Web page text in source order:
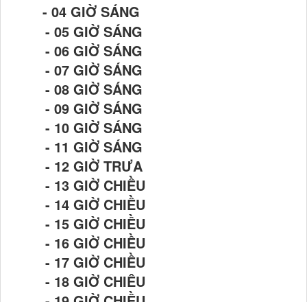
- 04 GIỜ SÁNG
- 05 GIỜ SÁNG
- 06 GIỜ SÁNG
- 07 GIỜ SÁNG
- 08 GIỜ SÁNG
- 09 GIỜ SÁNG
- 10 GIỜ SÁNG
- 11 GIỜ SÁNG
- 12 GIỜ TRƯA
- 13 GIỜ CHIỀU
- 14 GIỜ CHIỀU
- 15 GIỜ CHIỀU
- 16 GIỜ CHIỀU
- 17 GIỜ CHIỀU
- 18 GIỜ CHIÊU